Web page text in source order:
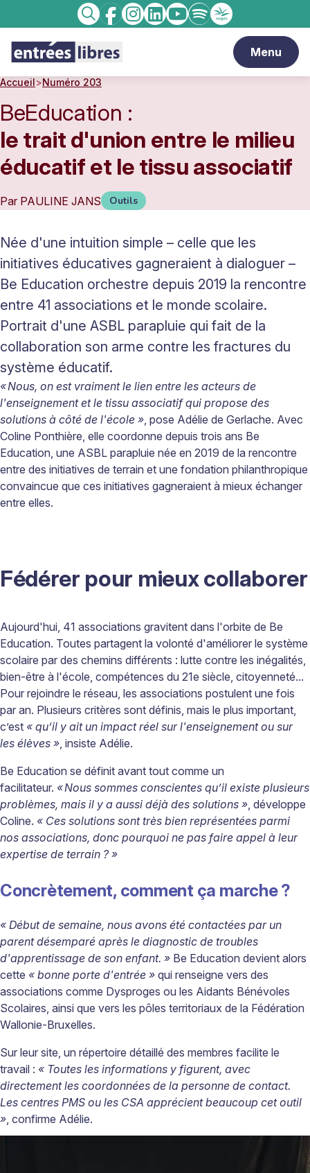
Menu
Recherche
Facebook
Instagram
linkedinYoutube
SpotifyEnseignement
catholique
Accueil>Numéro 203
BeEducation :
le trait d'union entre le milieu
éducatif et le tissu associatif
Par PAULINE JANS Outils
Née d'une intuition simple – celle que les
initiatives éducatives gagneraient à dialoguer –
Be Education orchestre depuis 2019 la rencontre
entre 41 associations et le monde scolaire.
Portrait d'une ASBL parapluie qui fait de la
collaboration son arme contre les fractures du
système éducatif.
«Nous, on est vraiment le lien entre les acteurs de
l'enseignement et le tissu associatif qui propose des
solutions à côté de l'école », pose Adélie de Gerlache. Avec
Coline Ponthière, elle coordonne depuis trois ans Be
Education, une ASBL parapluie née en 2019 de la rencontre
entre des initiatives de terrain et une fondation philanthropique
convaincue que ces initiatives gagneraient à mieux échanger
entre elles.
Fédérer pour mieux collaborer
Aujourd'hui, 41 associations gravitent dans l'orbite de Be
Education. Toutes partagent la volonté d'améliorer le système
scolaire par des chemins différents : lutte contre les inégalités,
bien-être à l'école, compétences du 21e siècle, citoyenneté...
Pour rejoindre le réseau, les associations postulent une fois
par an. Plusieurs critères sont définis, mais le plus important,
c’est « qu’il y ait un impact réel sur l'enseignement ou sur
les élèves », insiste Adélie.
Be Education se définit avant tout comme un
facilitateur. « Nous sommes conscientes qu’il existe plusieurs
problèmes, mais il y a aussi déjà des solutions », développe
Coline. « Ces solutions sont très bien représentées parmi
nos associations, donc pourquoi ne pas faire appel à leur
expertise de terrain ? »
Concrètement, comment ça marche ?
« Début de semaine, nous avons été contactées par un
parent désemparé après le diagnostic de troubles
d'apprentissage de son enfant. » Be Education devient alors
cette « bonne porte d'entrée » qui renseigne vers des
associations comme Dysproges ou les Aidants Bénévoles
Scolaires, ainsi que vers les pôles territoriaux de la Fédération
Wallonie-Bruxelles.
Sur leur site, un répertoire détaillé des membres facilite le
travail : « Toutes les informations y figurent, avec
directement les coordonnées de la personne de contact.
Les centres PMS ou les CSA apprécient beaucoup cet outil
», confirme Adélie.